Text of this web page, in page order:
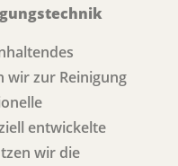
wir zur Reinigung
entwickelte
wir die